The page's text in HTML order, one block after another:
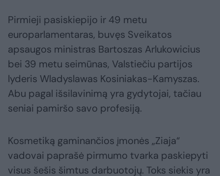
Pirmieji pasiskiepijo ir 49 metu
europarlamentaras, buvęs Sveikatos
apsaugos ministras Bartoszas Arlukowicius
bei 39 metu seimūnas, Valstiečiu partijos
lyderis Wladyslawas Kosiniakas-Kamyszas.
Abu pagal išsilavinimą yra gydytojai, tačiau
seniai pamiršo savo profesiją.
Kosmetiką gaminančios įmonės „Ziaja“
vadovai paprašė pirmumo tvarka paskiepyti
visus šešis šimtus darbuotojų. Toks siekis yra